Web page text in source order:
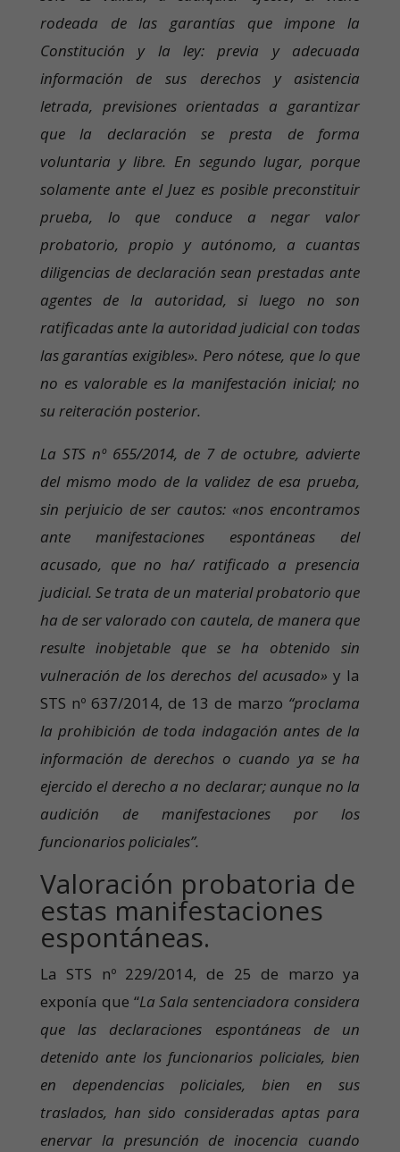
rodeada de las garantías que impone la
Constitución y la ley: previa y adecuada
información de sus derechos y asistencia
letrada, previsiones orientadas a garantizar
que la declaración se presta de forma
voluntaria y libre. En segundo lugar, porque
solamente ante el Juez es posible preconstituir
prueba, lo que conduce a negar valor
probatorio, propio y autónomo, a cuantas
diligencias de declaración sean prestadas ante
agentes de la autoridad, si luego no son
ratificadas ante la autoridad judicial con todas
las garantías exigibles». Pero nótese, que lo que
no es valorable es la manifestación inicial; no
su reiteración posterior.
La STS nº 655/2014, de 7 de octubre, advierte
del mismo modo de la validez de esa prueba,
sin perjuicio de ser cautos: «nos encontramos
ante manifestaciones espontáneas del
acusado, que no ha/ ratificado a presencia
judicial. Se trata de un material probatorio que
ha de ser valorado con cautela, de manera que
resulte inobjetable que se ha obtenido sin
vulneración de los derechos del acusado» y la
STS nº 637/2014, de 13 de marzo “proclama
la prohibición de toda indagación antes de la
información de derechos o cuando ya se ha
ejercido el derecho a no declarar; aunque no la
audición de manifestaciones por los
funcionarios policiales”.
Valoración probatoria de
estas manifestaciones
espontáneas.
La STS nº 229/2014, de 25 de marzo ya
exponía que “La Sala sentenciadora considera
que las declaraciones espontáneas de un
detenido ante los funcionarios policiales, bien
en dependencias policiales, bien en sus
traslados, han sido consideradas aptas para
enervar la presunción de inocencia cuando